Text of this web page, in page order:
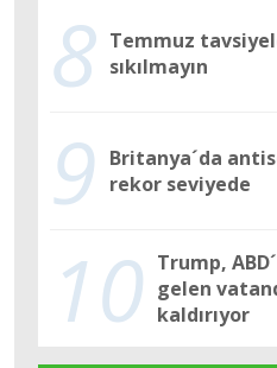
8 Temmuz
sıkılmayın
9
Britanya´da
rekor seviyede
10 Trump,
gelen
kaldırıyor